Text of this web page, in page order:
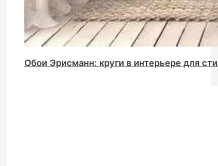
Обои Эрисманн: круги в интерьере для